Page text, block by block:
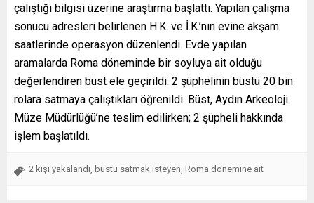
çalıştığı bilgisi üzerine araştırma başlattı. Yapılan çalışma
sonucu adresleri belirlenen H.K. ve İ.K.’nın evine akşam
saatlerinde operasyon düzenlendi. Evde yapılan
aramalarda Roma döneminde bir soyluya ait olduğu
değerlendiren büst ele geçirildi. 2 şüphelinin büstü 20 bin
rolara satmaya çalıştıkları öğrenildi. Büst, Aydın Arkeoloji
Müze Müdürlüğü’ne teslim edilirken; 2 şüpheli hakkında
işlem başlatıldı.
2 kişi yakalandı büstü satmak isteyen Roma dönemine ait